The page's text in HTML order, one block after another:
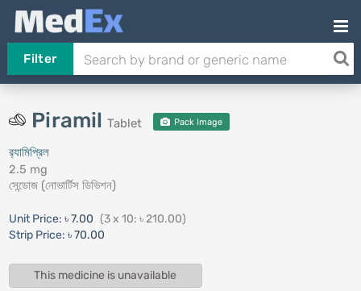
Filter
Piramil Tablet Pack Image
র‍্যামিপ্রিল
2.5 mg
সেন্ডোজ (নোভার্টিস ডিভিশন)
Unit Price: ৳ 7.00 (3 x 10: ৳ 210.00)
Strip Price: ৳ 70.00
This medicine is unavailable